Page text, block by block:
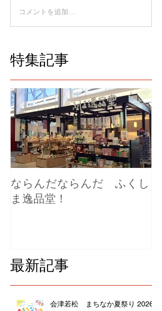
コメントを追加…
特集記事
ならんだならんだ ふくし
ま逸品堂！
最新記事
会津若松 まちなか夏祭り 2026